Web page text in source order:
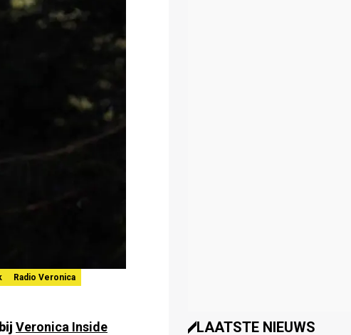
Radio Veronica
Veronica Inside
LAATSTE NIEUWS